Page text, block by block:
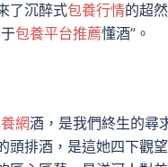
了沉醉式包養行情的超
包養平台推薦懂酒”。
網酒，是我們終生的尋
頭排酒，是這她四下觀